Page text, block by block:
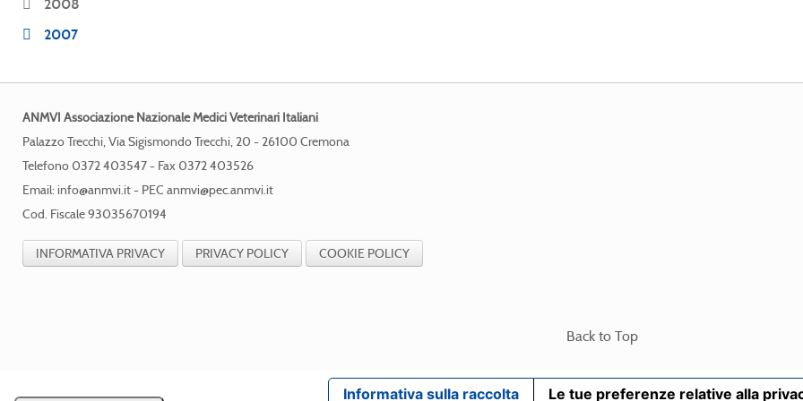
2008
2007
ANMVI Associazione Nazionale Medici Veterinari Italiani
Palazzo Trecchi, Via Sigismondo Trecchi, 20 - 26100 Cremona
Telefono 0372 403547 - Fax 0372 403526
Email: info@anmvi.it- PEC anmvi@pec.anmvi.it
Cod. Fiscale 93035670194
INFORMATIVA PRIVACY PRIVACY POLICY COOKIE POLICY
Back to Top
Informativa sulla raccolta Le tue preferenze relative alla